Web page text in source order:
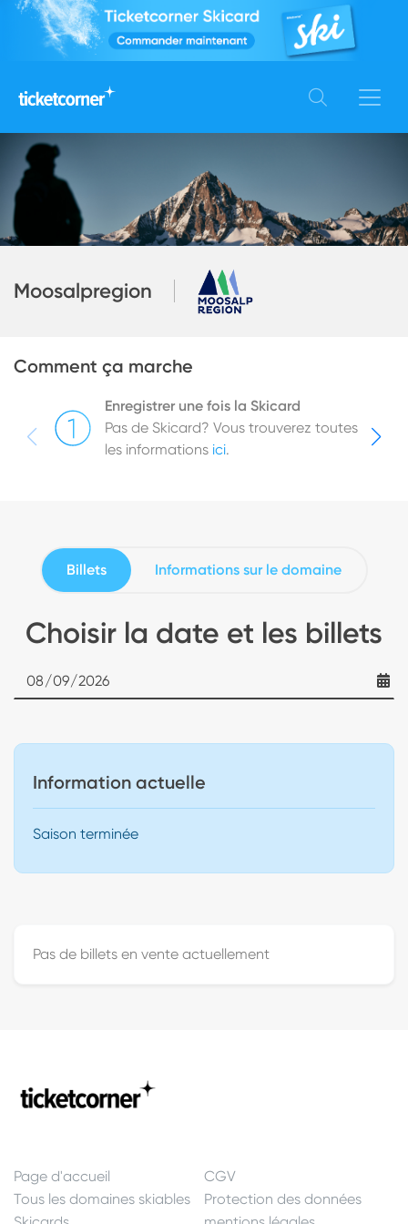
Moosalpregion
Comment ça marche
Enregistrer une fois la Skicard
Pas de Skicard? Vous trouverez toutes
les informations ici.
Choisir la date et les billets
Date
Billets Informations sur le domaine
Information actuelle
Saison terminée
Pas de billets en vente actuellement
Page d'accueil
CGV
Tous les domaines skiables
Protection des données